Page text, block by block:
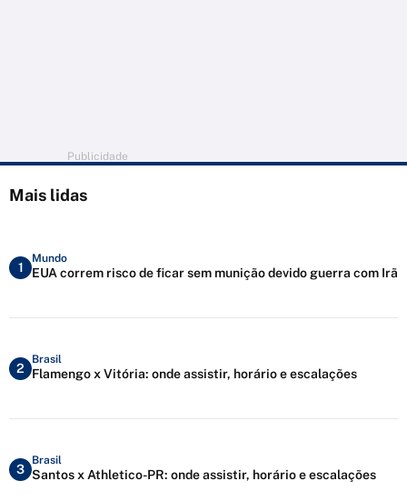
Publicidade
Mais lidas
1
Mundo
EUA correm risco de ficar sem munição devido guerra com Irã
2
Brasil
Flamengo x Vitória: onde assistir, horário e escalações
3
Brasil
Santos x Athletico-PR: onde assistir, horário e escalações